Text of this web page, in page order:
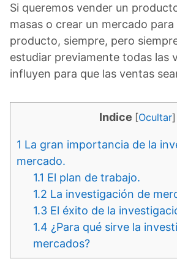
Si queremos vender un
masas o crear un mercado
producto, siempre, pero
estudiar previamente todas las
influyen para que las ventas
Indice [Ocultar]
1 La gran importancia de la
mercado.
1.1 El plan de trabajo.
1.2 La investigación de
1.3 El éxito de la
1.4 ¿Para qué sirve la
mercados?